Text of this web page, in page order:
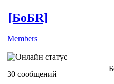
[БоБR]
Members
30 сообщений